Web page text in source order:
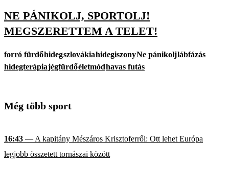
NE PÁNIKOLJ, SPORTOLJ!
MEGSZERETTEM A TELET!
forró fürdőhidegszlovákiahidegiszonyNe pánikoljlábfázás
hidegterápiajégfürdőéletmódhavas futás
Még több sport
16:43 — A kapitány Mészáros Krisztoferről: Ott lehet Európa
legjobb összetett tornászai között